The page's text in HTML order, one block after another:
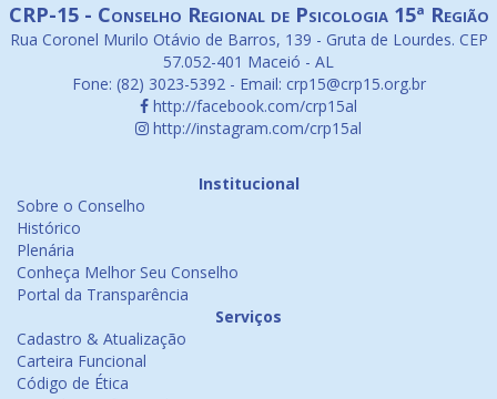
CRP-15 - Conselho Regional de Psicologia 15ª Região
Rua Coronel Murilo Otávio de Barros, 139 - Gruta de Lourdes. CEP
57.052-401 Maceió - AL
Fone: (82) 3023-5392 - Email: crp15@crp15.org.br
http://facebook.com/crp15al
http://instagram.com/crp15al
Institucional
Sobre o Conselho
Histórico
Plenária
Conheça Melhor Seu Conselho
Portal da Transparência
Serviços
Cadastro & Atualização
Carteira Funcional
Código de Ética